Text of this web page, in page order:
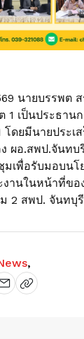
นายบรรพต
1 เป็นประธาน
ดยมีนายประเ
ผอ.สพป.จันทบ
มเพื่อรับมอบนโ
งานในหน้าที่ข
2 สพป. จันทบุรี
,